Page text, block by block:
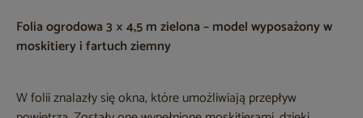
Folia ogrodowa 3 × 4,5 m zielona – model wyposażony w
moskitiery i fartuch ziemny
W folii znalazły się okna, które umożliwiają przepływ